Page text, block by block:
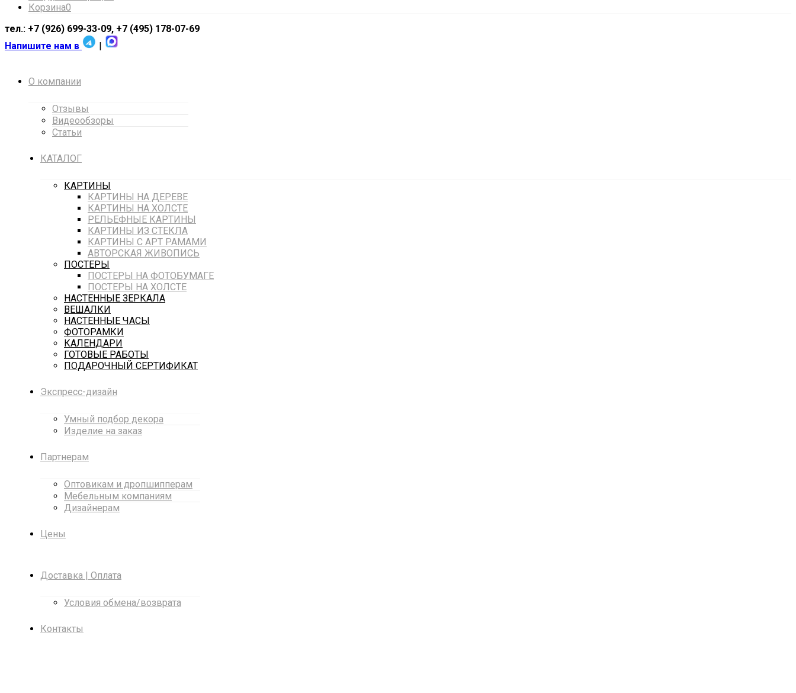
Корзина0
тел.: +7 (926) 699-33-09, +7 (495) 178-07-69
Напишите нам в
|
О компании
Отзывы
Видеообзоры
Статьи
КАТАЛОГ
КАРТИНЫ
КАРТИНЫ НА ДЕРЕВЕ
КАРТИНЫ НА ХОЛСТЕ
РЕЛЬЕФНЫЕ КАРТИНЫ
КАРТИНЫ ИЗ СТЕКЛА
КАРТИНЫ С АРТ РАМАМИ
АВТОРСКАЯ ЖИВОПИСЬ
ПОСТЕРЫ
ПОСТЕРЫ НА ФОТОБУМАГЕ
ПОСТЕРЫ НА ХОЛСТЕ
НАСТЕННЫЕ ЗЕРКАЛА
ВЕШАЛКИ
НАСТЕННЫЕ ЧАСЫ
ФОТОРАМКИ
КАЛЕНДАРИ
ГОТОВЫЕ РАБОТЫ
ПОДАРОЧНЫЙ СЕРТИФИКАТ
Экспресс-дизайн
Умный подбор декора
Изделие на заказ
Партнерам
Оптовикам и дропшипперам
Мебельным компаниям
Дизайнерам
Цены
Доставка | Оплата
Условия обмена/возврата
Контакты